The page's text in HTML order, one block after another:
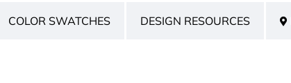
COLOR SWATCHES DESIGN RESOURCES